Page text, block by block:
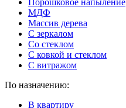
Порошковое напыление
МДФ
Массив дерева
С зеркалом
Со стеклом
С ковкой и стеклом
С витражом
По назначению:
В квартиру